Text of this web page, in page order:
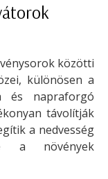
közötti
különösen a
és napraforgó
távolítják
a nedvesség
a növények